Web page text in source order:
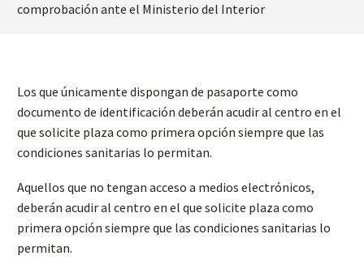
comprobación ante el Ministerio del Interior
Los que únicamente dispongan de pasaporte como
documento de identificación deberán acudir al centro en el
que solicite plaza como primera opción siempre que las
condiciones sanitarias lo permitan.
Aquellos que no tengan acceso a medios electrónicos,
deberán acudir al centro en el que solicite plaza como
primera opción siempre que las condiciones sanitarias lo
permitan.